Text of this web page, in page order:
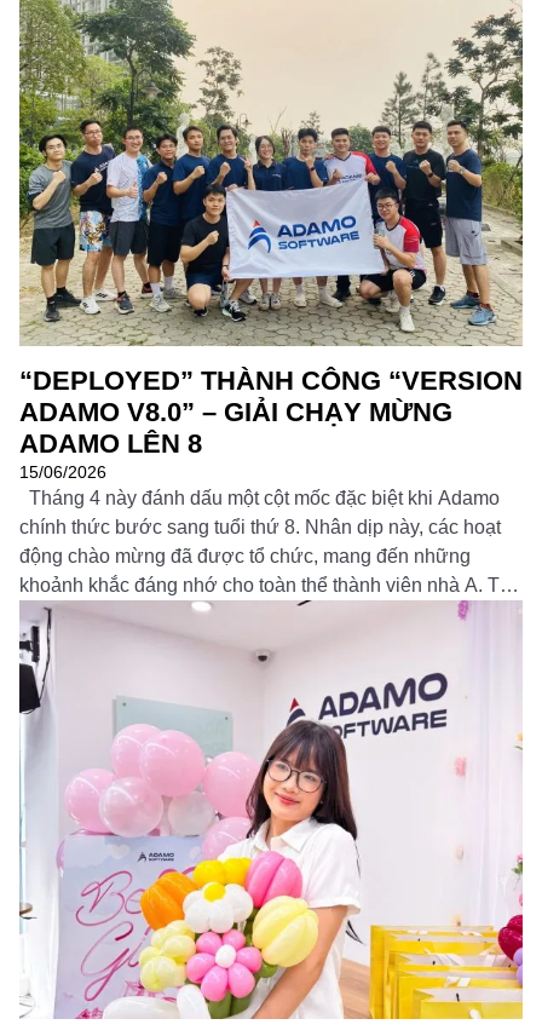
Đọc thêm
“DEPLOYED” THÀNH CÔNG “VERSION
ADAMO V8.0” – GIẢI CHẠY MỪNG
ADAMO LÊN 8
15/06/2026
Tháng 4 này đánh dấu một cột mốc đặc biệt khi Adamo
chính thức bước sang tuổi thứ 8. Nhân dịp này, các hoạt
động chào mừng đã được tổ chức, mang đến những
khoảnh khắc đáng nhớ cho toàn thể thành viên nhà A. Từ
chương trình sinh nhật, các hoạt động nội […]
Đọc thêm